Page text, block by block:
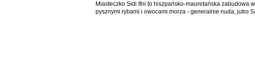
Miasteczko Sidi Ifni to hiszpańsko-mauretańska zabudowa
pysznymi rybami i owocami morza - generalnie nuda, jutro